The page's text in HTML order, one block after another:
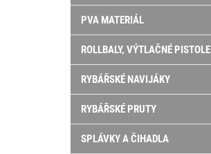
PVA MATERIÁL
ROLLBALY, VÝTLAČNÉ PISTOLE
RYBÁŘSKÉ NAVIJÁKY
RYBÁŘSKÉ PRUTY
SPLÁVKY A ČIHADLA